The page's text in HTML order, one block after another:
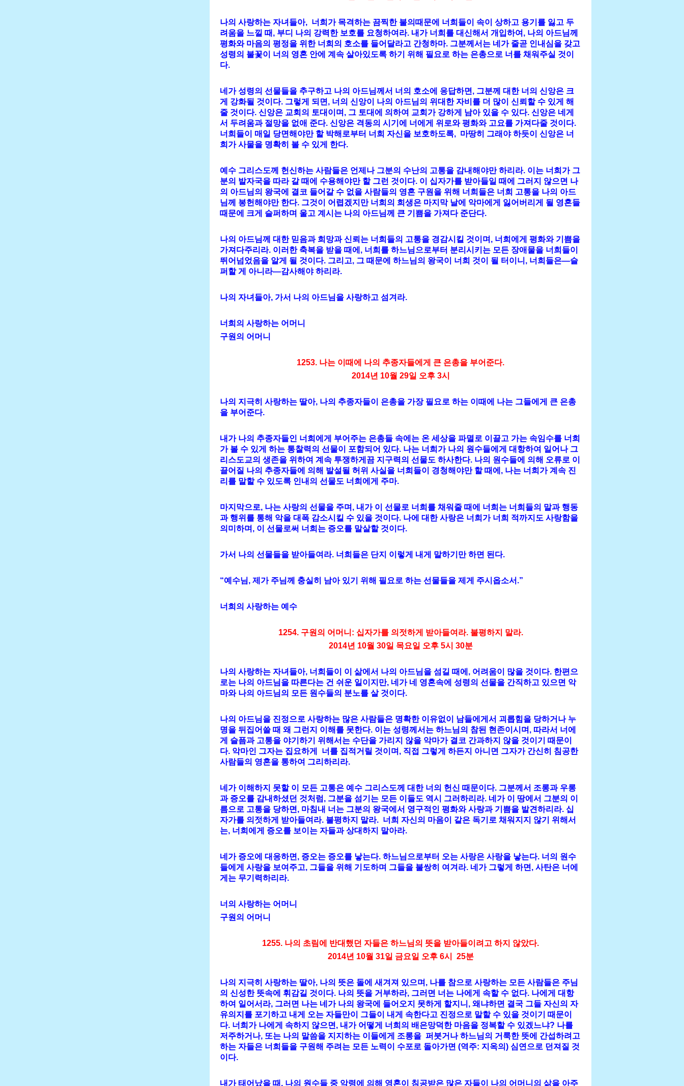
나의 사랑하는 자녀들아, 너희가 목격하는 끔찍한 불의때문에 너희들이 속이 상하고 용기를 잃고 두
려움을 느낄 때, 부디 나의 강력한 보호를 요청하여라. 내가 너희를 대신해서 개입하여, 나의 아드님께
평화와 마음의 평정을 위한 너희의 호소를 들어달라고 간청하마. 그분께서는 네가 줄곧 인내심을 갖고
성령의 불꽃이 너의 영혼 안에 계속 살아있도록 하기 위해 필요로 하는 은총으로 너를 채워주실 것이
다.
네가 성령의 선물들을 추구하고 나의 아드님께서 너의 호소에 응답하면, 그분께 대한 너의 신앙은 크
게 강화될 것이다. 그렇게 되면, 너의 신앙이 나의 아드님의 위대한 자비를 더 많이 신뢰할 수 있게 해
줄 것이다. 신앙은 교회의 토대이며, 그 토대에 의하여 교회가 강하게 남아 있을 수 있다. 신앙은 네게
서 두려움과 절망을 없애 준다. 신앙은 격동의 시기에 너에게 위로와 평화와 고요를 가져다줄 것이다.
너희들이 매일 당면해야만 할 박해로부터 너희 자신을 보호하도록, 마땅히 그래야 하듯이 신앙은 너
희가 사물을 명확히 볼 수 있게 한다.
예수 그리스도께 헌신하는 사람들은 언제나 그분의 수난의 고통을 감내해야만 하리라. 이는 너희가 그
분의 발자국을 따라 갈 때에 수용해야만 할 그런 것이다. 이 십자가를 받아들일 때에 그러지 않으면 나
의 아드님의 왕국에 결코 들어갈 수 없을 사람들의 영혼 구원을 위해 너희들은 너희 고통을 나의 아드
님께 봉헌해야만 한다. 그것이 어렵겠지만 너희의 희생은 마지막 날에 악마에게 잃어버리게 될 영혼들
때문에 크게 슬퍼하며 울고 계시는 나의 아드님께 큰 기쁨을 가져다 준단다.
나의 아드님께 대한 믿음과 희망과 신뢰는 너희들의 고통을 경감시킬 것이며, 너희에게 평화와 기쁨을
가져다주리라. 이러한 축복을 받을 때에, 너희를 하느님으로부터 분리시키는 모든 장애물을 너희들이
뛰어넘었음을 알게 될 것이다. 그리고, 그 때문에 하느님의 왕국이 너희 것이 될 터이니, 너희들은—슬
퍼할 게 아니라—감사해야 하리라.
나의 자녀들아, 가서 나의 아드님을 사랑하고 섬겨라.
너희의 사랑하는 어머니
구원의 어머니
1253. 나는 이때에 나의 추종자들에게 큰 은총을 부어준다.
2014년 10월 29일 오후 3시
나의 지극히 사랑하는 딸아, 나의 추종자들이 은총을 가장 필요로 하는 이때에 나는 그들에게 큰 은총
을 부어준다.
내가 나의 추종자들인 너희에게 부어주는 은총들 속에는 온 세상을 파멸로 이끌고 가는 속임수를 너희
가 볼 수 있게 하는 통찰력의 선물이 포함되어 있다. 나는 너희가 나의 원수들에게 대항하여 일어나 그
리스도교의 생존을 위하여 계속 투쟁하게끔 지구력의 선물도 하사한다. 나의 원수들에 의해 오류로 이
끌어질 나의 추종자들에 의해 발설될 허위 사실을 너희들이 경청해야만 할 때에, 나는 너희가 계속 진
리를 말할 수 있도록 인내의 선물도 너희에게 주마.
마지막으로, 나는 사랑의 선물을 주며, 내가 이 선물로 너희를 채워줄 때에 너희는 너희들의 말과 행동
과 행위를 통해 악을 대폭 감소시킬 수 있을 것이다. 나에 대한 사랑은 너희가 너희 적까지도 사랑함을
의미하며, 이 선물로써 너희는 증오를 말살할 것이다.
가서 나의 선물들을 받아들여라. 너희들은 단지 이렇게 내게 말하기만 하면 된다.
“예수님, 제가 주님께 충실히 남아 있기 위해 필요로 하는 선물들을 제게 주시옵소서.”
너희의 사랑하는 예수
1254. 구원의 어머니: 십자가를 의젓하게 받아들여라. 불평하지 말라.
2014년 10월 30일 목요일 오후 5시 30분
나의 사랑하는 자녀들아, 너희들이 이 삶에서 나의 아드님을 섬길 때에, 어려움이 많을 것이다. 한편으
로는 나의 아드님을 따른다는 건 쉬운 일이지만, 네가 네 영혼속에 성령의 선물을 간직하고 있으면 악
마와 나의 아드님의 모든 원수들의 분노를 살 것이다.
나의 아드님을 진정으로 사랑하는 많은 사람들은 명확한 이유없이 남들에게서 괴롭힘을 당하거나 누
명을 뒤집어쓸 때 왜 그런지 이해를 못한다. 이는 성령께서는 하느님의 참된 현존이시며, 따라서 너에
게 슬픔과 고통을 야기하기 위해서는 수단을 가리지 않을 악마가 결코 간과하지 않을 것이기 때문이
다. 악마인 그자는 집요하게 너를 집적거릴 것이며, 직접 그렇게 하든지 아니면 그자가 간신히 침공한
사람들의 영혼을 통하여 그리하리라.
네가 이해하지 못할 이 모든 고통은 예수 그리스도께 대한 너의 헌신 때문이다. 그분께서 조롱과 우롱
과 증오를 감내하셨던 것처럼, 그분을 섬기는 모든 이들도 역시 그러하리라. 네가 이 땅에서 그분의 이
름으로 고통을 당하면, 마침내 너는 그분의 왕국에서 영구적인 평화와 사랑과 기쁨을 발견하리라. 십
자가를 의젓하게 받아들여라. 불평하지 말라. 너희 자신의 마음이 같은 독기로 채워지지 않기 위해서
는, 너희에게 증오를 보이는 자들과 상대하지 말아라.
네가 증오에 대응하면, 증오는 증오를 낳는다. 하느님으로부터 오는 사랑은 사랑을 낳는다. 너의 원수
들에게 사랑을 보여주고, 그들을 위해 기도하며 그들을 불쌍히 여겨라. 네가 그렇게 하면, 사탄은 너에
게는 무기력하리라.
너의 사랑하는 어머니
구원의 어머니
1255. 나의 초림에 반대했던 자들은 하느님의 뜻을 받아들이려고 하지 않았다.
2014년 10월 31일 금요일 오후 6시 25분
나의 지극히 사랑하는 딸아, 나의 뜻은 돌에 새겨져 있으며, 나를 참으로 사랑하는 모든 사람들은 주님
의 신성한 뜻속에 휘감길 것이다. 나의 뜻을 거부하라, 그러면 너는 나에게 속할 수 없다. 나에게 대항
하여 일어서라, 그러면 나는 네가 나의 왕국에 들어오지 못하게 할지니, 왜냐하면 결국 그들 자신의 자
유의지를 포기하고 내게 오는 자들만이 그들이 내게 속한다고 진정으로 말할 수 있을 것이기 때문이
다. 너희가 나에게 속하지 않으면, 내가 어떻게 너희의 배은망덕한 마음을 정복할 수 있겠느냐? 나를
저주하거나, 또는 나의 말씀을 지지하는 이들에게 조롱을 퍼붓거나 하느님의 거룩한 뜻에 간섭하려고
하는 자들은 너희들을 구원해 주려는 모든 노력이 수포로 돌아가면 (역주: 지옥의) 심연으로 던져질 것
이다.
내가 태어났을 때, 나의 원수들 중 악령에 의해 영혼이 침공받은 많은 자들이 나의 어머니의 삶을 아주